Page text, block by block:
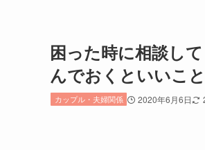
困った時に相談し
んでおくといいこと
カップル・夫婦関係 2020年6月6日